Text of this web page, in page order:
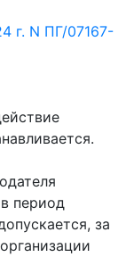
г. N ПГ/07167-
период
за